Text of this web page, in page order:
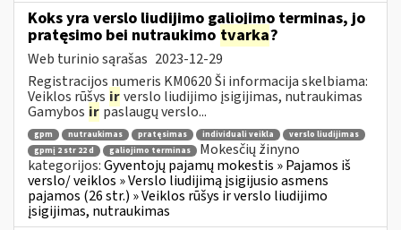
Koks yra verslo liudijimo galiojimo terminas, jo
pratęsimo bei nutraukimo tvarka?
Web turinio sąrašas 2023-12-29
Registracijos numeris KM0620 Ši informacija skelbiama:
Veiklos rūšys irverslo liudijimo įsigijimas, nutraukimas
Gamybos ir paslaugų verslo...
gpm nutraukimas pratęsimas individuali veikla
verslo liudijimas
gpmį 2 str 22 d
galiojimo terminas
Mokesčių žinyno
kategorijos:Gyventojų pajamų mokestis » Pajamos iš
verslo/ veiklos » Verslo liudijimą įsigijusio asmens
pajamos (26 str.) » Veiklos rūšys ir verslo liudijimo
įsigijimas, nutraukimas